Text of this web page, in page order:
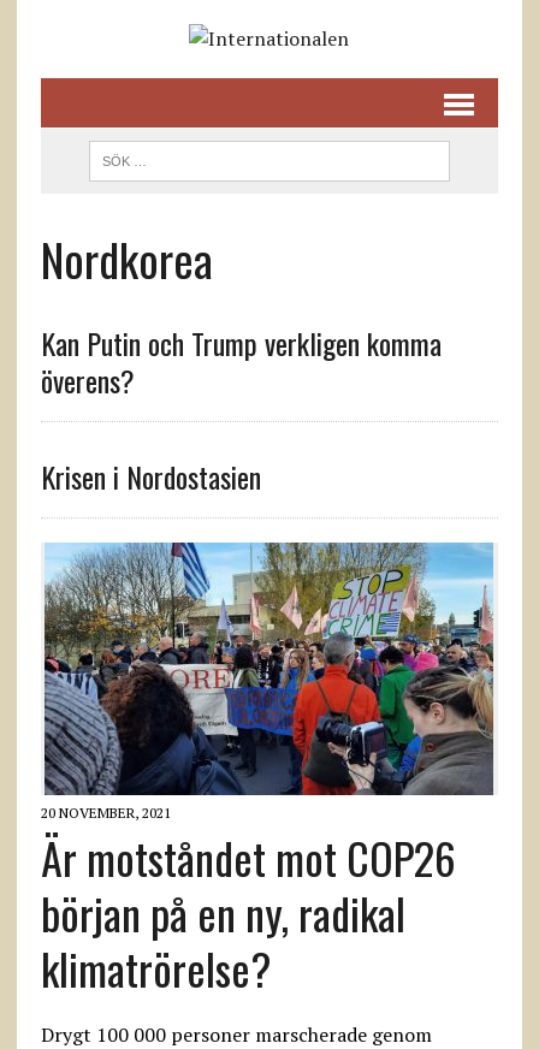
Nordkorea
Kan Putin och Trump verkligen komma
överens?
Krisen i Nordostasien
20 NOVEMBER, 2021
Är motståndet mot COP26
början på en ny, radikal
klimatrörelse?
Drygt 100 000 personer marscherade genom